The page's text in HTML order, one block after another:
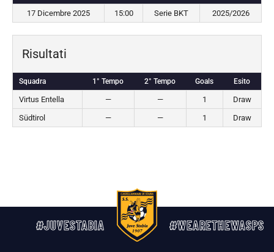
17 Dicembre 2025 15:00 Serie BKT 2025/2026
Risultati
Squadra 1° Tempo 2° Tempo Goals Esito
Virtus Entella — — 1
Draw
Südtirol
— — 1 Draw
#JUVESTABIA #WEARETHEWASPS